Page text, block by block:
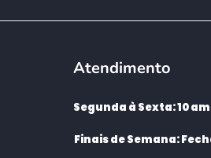
Atendimento
Segunda à Sexta: 10 am
Finais de Semana: